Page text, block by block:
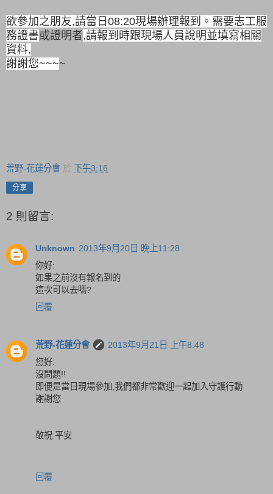
欲參加之朋友,請當日 08:20現場辦理報到。需要志工服
務證書或證明者,請報到時跟現場人員說明並填寫相關
資料,
謝謝您~~~~
荒野-花蓮分會 於 下午3:16
分享
2 則留言:
Unknown 2013年9月20日 晚上11:28
你好:
如果之前沒有報名到的
這次可以去嗎?
回覆
荒野-花蓮分會
2013年9月21日 上午8:48
您好:
沒問題!!
即便是當日現場參加,我們都非常歡迎一起加入守護行動
謝謝您
敬祝 平安
回覆